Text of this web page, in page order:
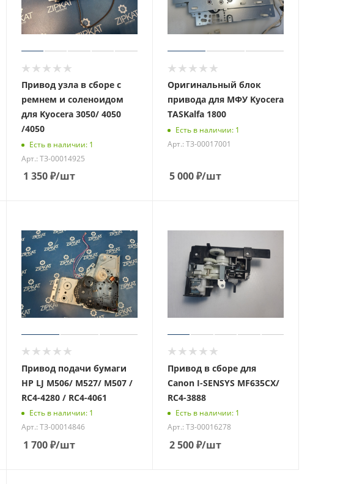
Привод узла в сборе с
ремнем и соленоидом
для Kyocera 3050/ 4050
/4050
Есть в наличии: 1
Арт.: ТЗ-00014925
1 350₽/шт
Оригинальный блок
привода для МФУ Kyocera
TASKalfa 1800
Есть в наличии: 1
Арт.: ТЗ-00017001
5 000₽/шт
Привод подачи бумаги
HP LJ M506/ M527/ M507 /
RC4-4280 / RC4-4061
Есть в наличии: 1
Арт.: ТЗ-00014846
1 700₽/шт
Привод в сборе для
Canon I-SENSYS MF635CX/
RC4-3888
Есть в наличии: 1
Арт.: ТЗ-00016278
2 500₽/шт